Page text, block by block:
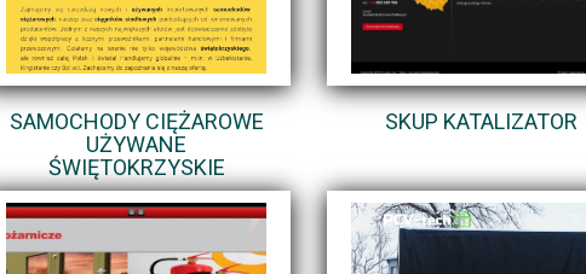
SAMOCHODY CIĘŻAROWE
UŻYWANE
ŚWIĘTOKRZYSKIE
SKUP KATALIZATOR